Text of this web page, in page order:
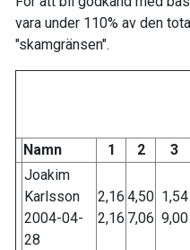
vara under 110% av den
"skamgränsen".
Namn 1 2 3
Joakim
Karlsson
2004-04-
28
2,16
2,16
4,50
7,06
1,54
9,00